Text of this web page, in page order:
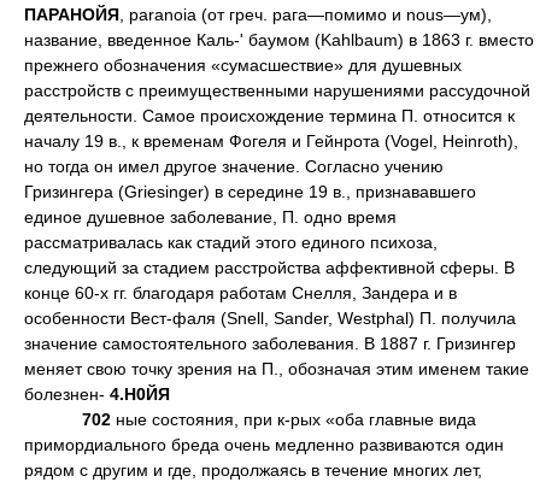
ПАРАНОЙЯ , paranoia (от греч. рага—помимо и nous—ум),
название, введенное Каль-' баумом (Kahlbaum) в 1863 г. вместо
прежнего обозначения «сумасшествие» для душевных
расстройств с преимущественными нарушениями рассудочной
деятельности. Самое происхождение термина П. относится к
началу 19 в., к временам Фогеля и Гейнрота (Vogel, Heinroth),
но тогда он имел другое значение. Согласно учению
Гризингера (Griesinger) в середине 19 в., признававшего
единое душевное заболевание, П. одно время
рассматривалась как стадий этого единого психоза,
следующий за стадием расстройства аффективной сферы. В
конце 60-х гг. благодаря работам Снелля, Зандера и в
особенности Вест-фаля (Snell, Sander, Westphal) П. получила
значение самостоятельного заболевания. В 1887 г. Гризингер
меняет свою точку зрения на П., обозначая этим именем такие
болезнен- 4.Н0ЙЯ
702 ные состояния, при к-рых «оба главные вида
примордиального бреда очень медленно развиваются один
рядом с другим и где, продолжаясь в течение многих лет,